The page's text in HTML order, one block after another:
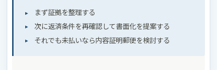
まず証拠を整理する
次に返済条件を再確認して書面化を提案する
それでも未払いなら内容証明郵便を検討する